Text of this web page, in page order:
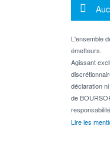
L'ensemble
émetteurs.
Agissant
déclaration
de
Lire les